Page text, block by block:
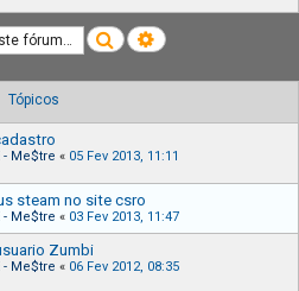
PesquisarPesquisa avançada
Tópicos
- Me$tre « 05 Fev 2013, 11:11
steam no site csro
- Me$tre « 03 Fev 2013, 11:47
Zumbi
- Me$tre « 06 Fev 2012, 08:35